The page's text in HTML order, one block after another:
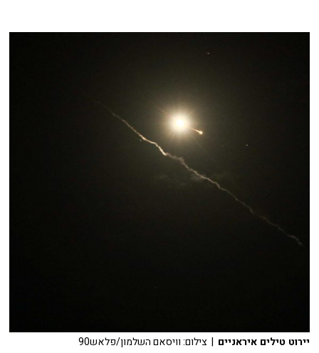
יירוט טילים איראניים | צילום: וויסאם השלמון/פלאש90